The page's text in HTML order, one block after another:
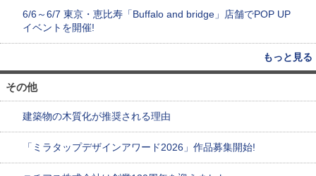
6/6～6/7 東京・恵比寿「Buffalo and bridge」店舗でPOP UP
イベントを開催!
もっと見る
その他
建築物の木質化が推奨される理由
「ミラタップデザインアワード2026」作品募集開始!